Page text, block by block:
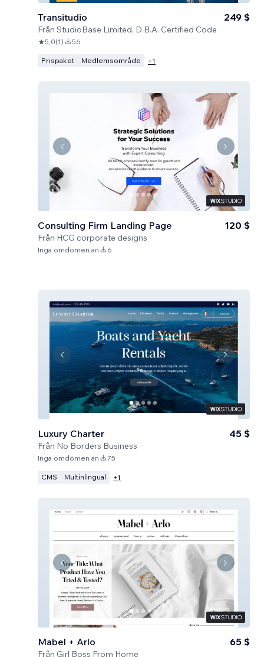
Transitudio
Från StudioBase Limited, D.B.A. Certified Code
249 $
5,0(1) 56
Prispaket Medlemsområde +1
Consulting Firm Landing Page
Från HCG corporate designs
120 $
Inga omdömen än 6
Luxury Charter
Från No Borders Business
45 $
Inga omdömen än 75
CMS Multinlingual +1
Mabel + Arlo
Från Girl Boss From Home
65 $